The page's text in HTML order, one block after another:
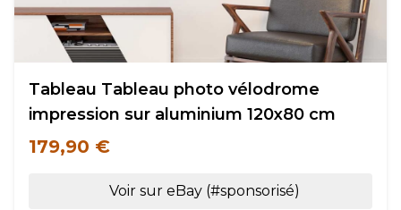
Tableau Tableau photo vélodrome
impression sur aluminium 120x80 cm
179,90 €
Voir sur eBay (#sponsorisé)